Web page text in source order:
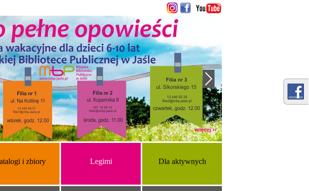
więcej ››
i zbiory Legimi Dla aktywnych